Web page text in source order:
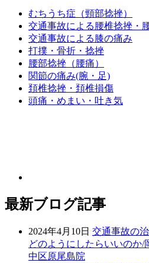
むちうち症（頸部捻挫）
交通事故による腰椎捻挫・
交通事故による膝の痛み
打撲・骨折・捻挫
腰部捻挫（腰痛）
関節の痛み(腕・足)
頚椎捻挫・頚椎損傷
頭痛・めまい・吐き気
最新ブログ記事
2024年4月10日 交通事故の
どのようにしたらいいのか
中区原尾島院